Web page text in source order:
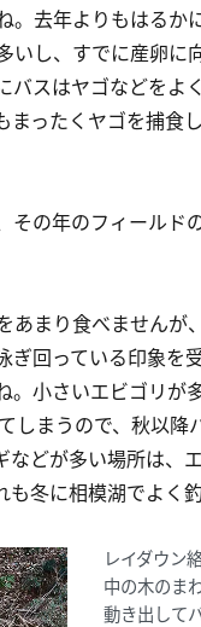
去年よりもはるか
し、すでに産卵に
バスはヤゴなどをよ
ったくヤゴを捕食
の年のフィールド
あまり食べません
回っている印象を
。小さいエビゴリが
しまうので、秋以
どが多い場所は、
冬に相模湖でよく
レイダウン
中の木のま
動き出して